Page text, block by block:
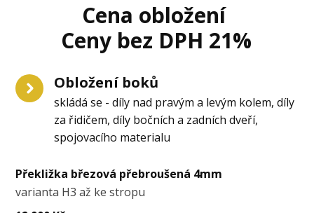
Cena obložení
Ceny bez DPH 21%
Obložení boků
skládá se - díly nad pravým a levým kolem, díly
za řidičem, díly bočních a zadních dveří,
spojovacího materialu
Překližka březová přebroušená 4mm
varianta H3 až ke stropu